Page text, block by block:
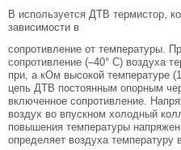
В используется ДТВ термистор,
зависимости в
сопротивление от температуры.
сопротивление (–40° С) воздуха
при, а кОм высокой температуре
цепь ДТВ постоянным опорным
включенное сопротивление.
воздух во впускном холодный
повышения температуры
определяет воздуха температуру